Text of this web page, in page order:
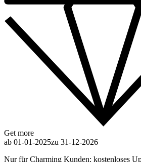
Get more
ab 01-01-2025zu 31-12-2026
Nur für Charming Kunden: kostenloses